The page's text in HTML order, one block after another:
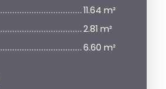
11.64 m²
2.81 m²
6.60 m²